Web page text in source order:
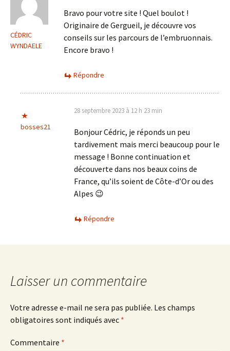
CÉDRIC
WYNDAELE
Bravo pour votre site ! Quel boulot !
Originaire de Gergueil, je découvre vos
conseils sur les parcours de l’embruonnais.
Encore bravo !
Répondre
bosses21
28 septembre 2023 à 12 h 23 min
Bonjour Cédric, je réponds un peu
tardivement mais merci beaucoup pour le
message ! Bonne continuation et
découverte dans nos beaux coins de
France, qu’ils soient de Côte-d’Or ou des
Alpes 😉
Répondre
Laisser un commentaire
Votre adresse e-mail ne sera pas publiée. Les champs
obligatoires sont indiqués avec *
Commentaire *